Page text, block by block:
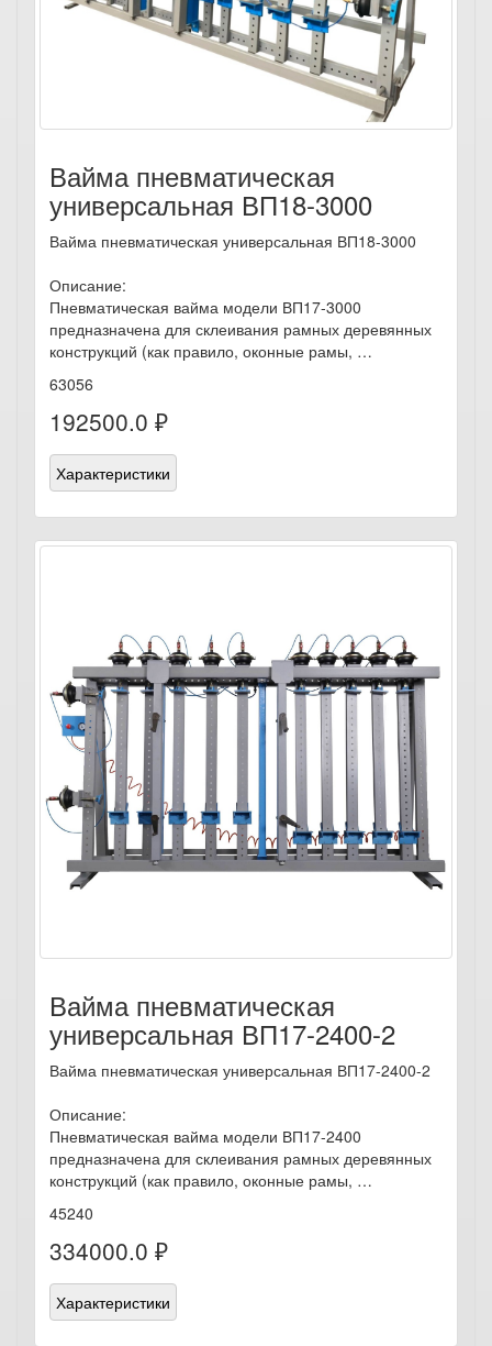
Вайма пневматическая
универсальная ВП18-3000
Вайма пневматическая универсальная ВП18-3000
Описание:
Пневматическая вайма модели ВП17-3000
предназначена для склеивания рамных деревянных
конструкций (как правило, оконные рамы, …
63056
192500.0 ₽
Характеристики
Вайма пневматическая
универсальная ВП17-2400-2
Вайма пневматическая универсальная ВП17-2400-2
Описание:
Пневматическая вайма модели ВП17-2400
предназначена для склеивания рамных деревянных
конструкций (как правило, оконные рамы, …
45240
334000.0 ₽
Характеристики